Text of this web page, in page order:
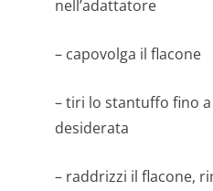
nell’adattatore
– capovolga il flacone
– tiri lo stantuffo fino
desiderata
– raddrizzi il flacone,